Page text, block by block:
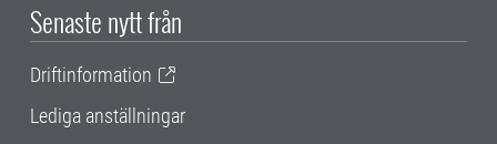
Senaste nytt från
Driftinformation
Lediga anställningar